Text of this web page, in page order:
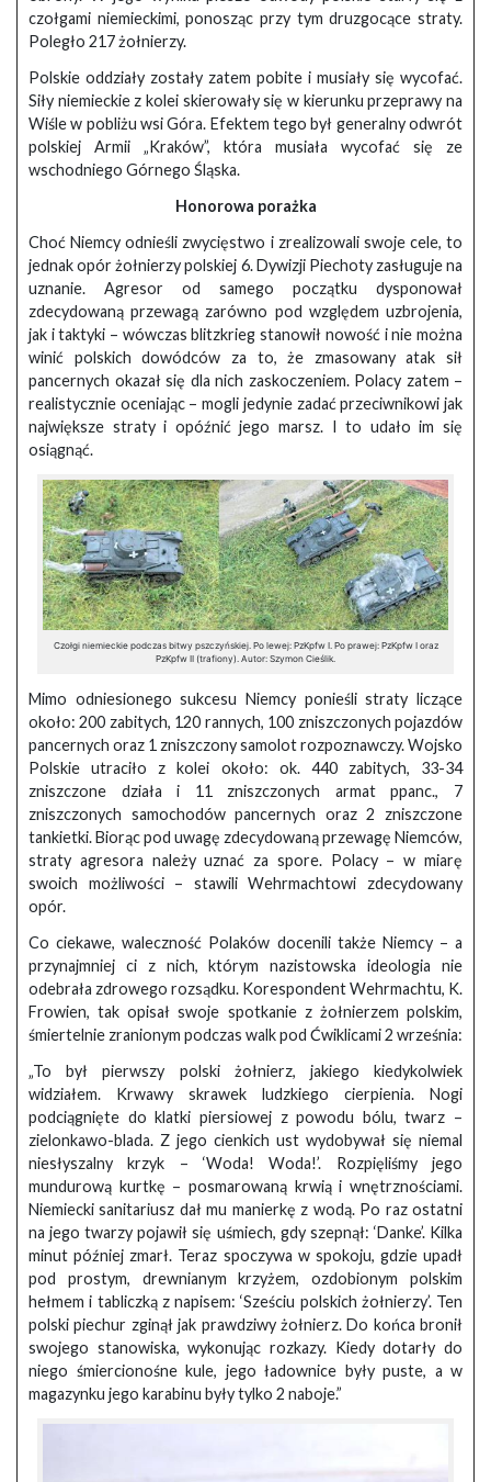
czołgami niemieckimi, ponosząc przy tym druzgocące straty.
Poległo 217 żołnierzy.
Polskie oddziały zostały zatem pobite i musiały się wycofać.
Siły niemieckie z kolei skierowały się w kierunku przeprawy na
Wiśle w pobliżu wsi Góra. Efektem tego był generalny odwrót
polskiej Armii „Kraków”, która musiała wycofać się ze
wschodniego Górnego Śląska.
Honorowa porażka
Choć Niemcy odnieśli zwycięstwo i zrealizowali swoje cele, to
jednak opór żołnierzy polskiej 6. Dywizji Piechoty zasługuje na
uznanie. Agresor od samego początku dysponował
zdecydowaną przewagą zarówno pod względem uzbrojenia,
jak i taktyki – wówczas blitzkrieg stanowił nowość i nie można
winić polskich dowódców za to, że zmasowany atak sił
pancernych okazał się dla nich zaskoczeniem. Polacy zatem –
realistycznie oceniając – mogli jedynie zadać przeciwnikowi jak
największe straty i opóźnić jego marsz. I to udało im się
osiągnąć.
Czołgi niemieckie podczas bitwy pszczyńskiej. Po lewej: PzKpfw I. Po prawej: PzKpfw I oraz
PzKpfw II (trafiony). Autor: Szymon Cieślik.
Mimo odniesionego sukcesu Niemcy ponieśli straty liczące
około: 200 zabitych, 120 rannych, 100 zniszczonych pojazdów
pancernych oraz 1 zniszczony samolot rozpoznawczy. Wojsko
Polskie utraciło z kolei około: ok. 440 zabitych, 33-34
zniszczone działa i 11 zniszczonych armat ppanc., 7
zniszczonych samochodów pancernych oraz 2 zniszczone
tankietki. Biorąc pod uwagę zdecydowaną przewagę Niemców,
straty agresora należy uznać za spore. Polacy – w miarę
swoich możliwości – stawili Wehrmachtowi zdecydowany
opór.
Co ciekawe, waleczność Polaków docenili także Niemcy – a
przynajmniej ci z nich, którym nazistowska ideologia nie
odebrała zdrowego rozsądku. Korespondent Wehrmachtu, K.
Frowien, tak opisał swoje spotkanie z żołnierzem polskim,
śmiertelnie zranionym podczas walk pod Ćwiklicami 2 września:
„To był pierwszy polski żołnierz, jakiego kiedykolwiek
widziałem. Krwawy skrawek ludzkiego cierpienia. Nogi
podciągnięte do klatki piersiowej z powodu bólu, twarz –
zielonkawo-blada. Z jego cienkich ust wydobywał się niemal
niesłyszalny krzyk – ‘Woda! Woda!’. Rozpięliśmy jego
mundurową kurtkę – posmarowaną krwią i wnętrznościami.
Niemiecki sanitariusz dał mu manierkę z wodą. Po raz ostatni
na jego twarzy pojawił się uśmiech, gdy szepnął: ‘Danke’. Kilka
minut później zmarł. Teraz spoczywa w spokoju, gdzie upadł
pod prostym, drewnianym krzyżem, ozdobionym polskim
hełmem i tabliczką z napisem: ‘Sześciu polskich żołnierzy’. Ten
polski piechur zginął jak prawdziwy żołnierz. Do końca bronił
swojego stanowiska, wykonując rozkazy. Kiedy dotarły do
niego śmiercionośne kule, jego ładownice były puste, a w
magazynku jego karabinu były tylko 2 naboje.”